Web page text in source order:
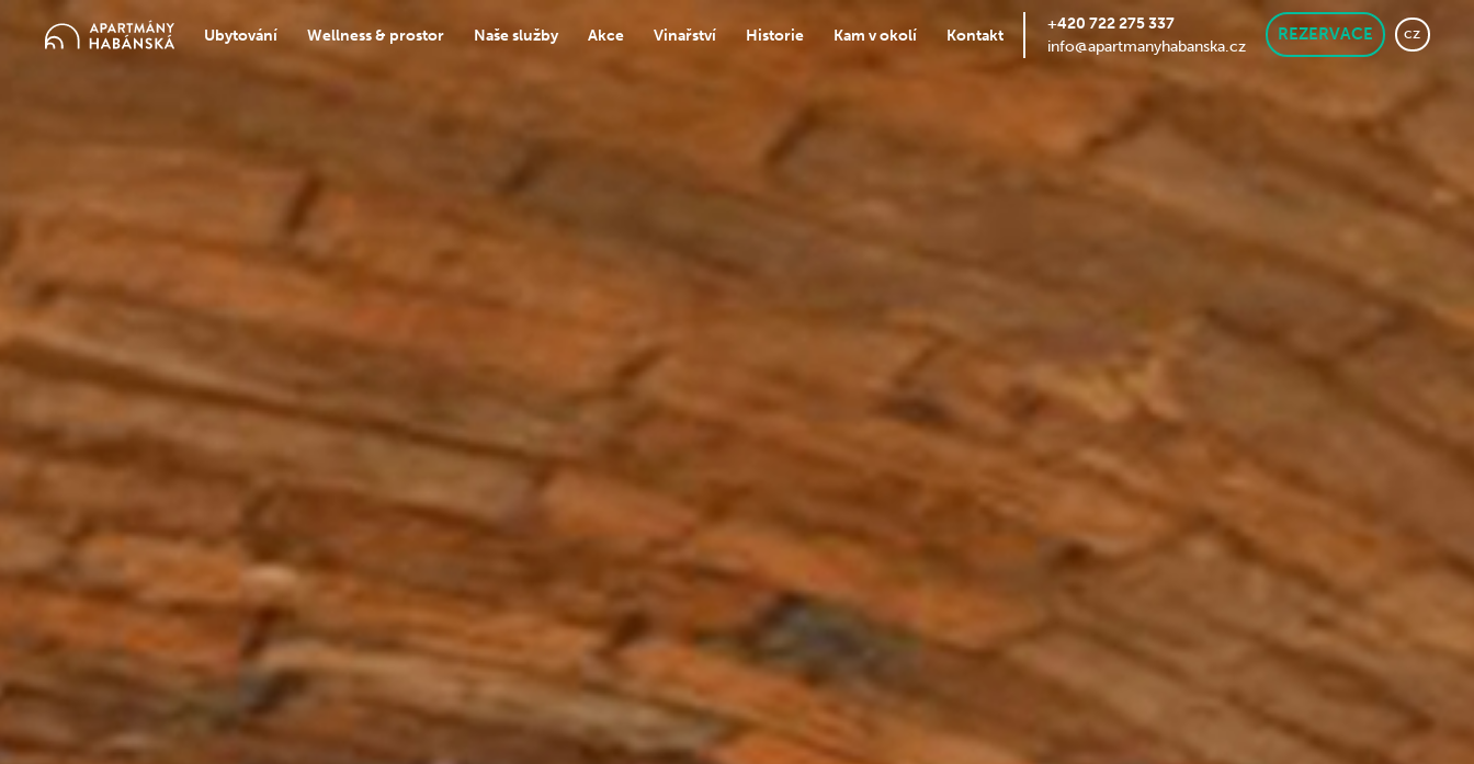
Ubytování Wellness & prostor Naše služby Akce Vinařství Historie Kam v okolí Kontakt
+420 722 275 337
info@apartmanyhabanska.cz
REZERVACE cz